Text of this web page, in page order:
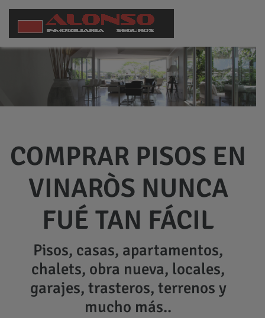
COMPRAR PISOS EN
VINARÒS NUNCA
FUÉ TAN FÁCIL
Pisos, casas, apartamentos,
chalets, obra nueva, locales,
garajes, trasteros, terrenos y
mucho más..